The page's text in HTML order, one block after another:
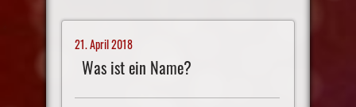
21. April 2018
Was ist ein Name?